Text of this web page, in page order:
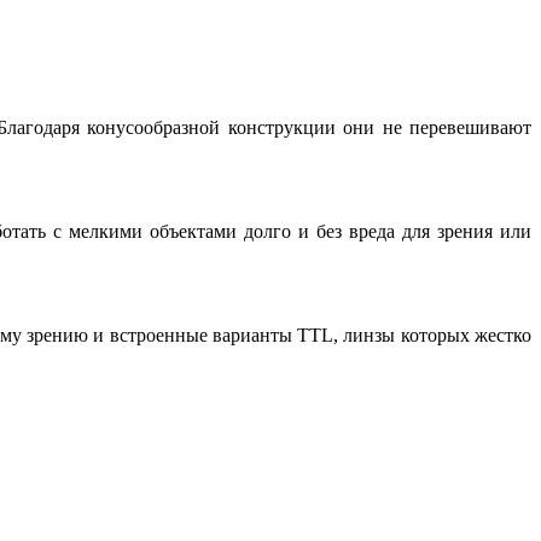
конусообразной конструкции они не перевешивают
с мелкими объектами долго и без вреда для зрения или
зрению и встроенные варианты TTL, линзы которых жестко